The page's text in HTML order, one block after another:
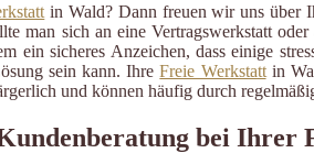
in Wald? Dann freuen wir uns über
man sich an eine Vertragswerkstatt
ein sicheres Anzeichen, dass einige
sein kann. IhreFreie Werkstattin
und können häufig durch
bei